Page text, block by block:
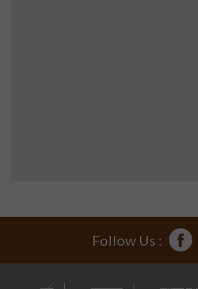
Follow Us :